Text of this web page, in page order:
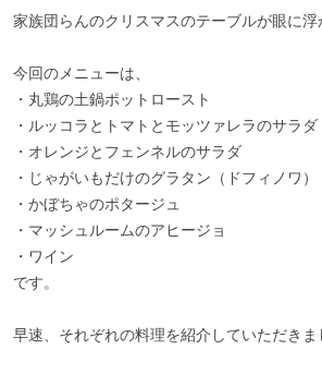
家族団らんのクリスマスのテーブルが眼に浮
今回のメニューは、
・丸鶏の土鍋ポットロースト
・ルッコラとトマトとモッツァレラのサラダ
・オレンジとフェンネルのサラダ
・じゃがいもだけのグラタン（ドフィノワ）
・かぼちゃのポタージュ
・マッシュルームのアヒージョ
・ワイン
です。
早速、それぞれの料理を紹介していただきま